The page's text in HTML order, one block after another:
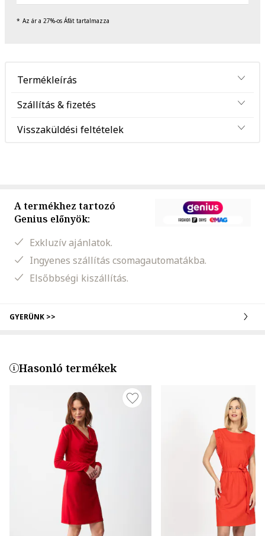
Az ár a 27%-os Áfát tartalmazza
Termékleírás
Szállítás & fizetés
Visszaküldési feltételek
A termékhez tartozó
Genius előnyök:
Exkluzív ajánlatok.
Ingyenes szállítás csomagautomatákba.
Elsőbbségi kiszállítás.
GYERÜNK >>
Hasonló termékek